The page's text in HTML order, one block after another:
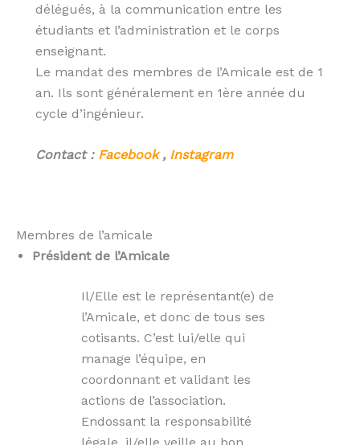
délégués, à la communication entre les
étudiants et l’administration et le corps
enseignant.
Le mandat des membres de l’Amicale est de 1
an. Ils sont généralement en 1ère année du
cycle d’ingénieur.
Contact : Facebook, Instagram
Membres de l’amicale
Président de l’Amicale
Il/Elle est le représentant(e) de
l’Amicale, et donc de tous ses
cotisants. C’est lui/elle qui
manage l’équipe, en
coordonnant et validant les
actions de l’association.
Endossant la responsabilité